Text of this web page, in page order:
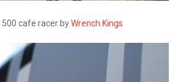
500 cafe racer byWrench Kings